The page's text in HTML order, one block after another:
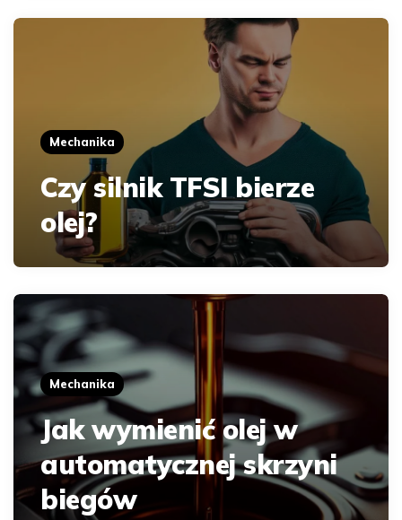
Mechanika
Czy silnik TFSI bierze
olej?
Mechanika
Jak wymienić olej w
automatycznej skrzyni
biegów